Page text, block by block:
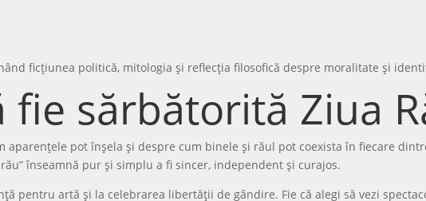
ficțiunea politică, mitologia și reflecția filosofică despre moralitate și
fie sărbătorită Ziua
aparențele pot înșela și despre cum binele și răul pot coexista în fiecare
înseamnă pur și simplu a fi sincer, independent și curajos.
pentru artă și la celebrarea libertății de gândire. Fie că alegi să vezi